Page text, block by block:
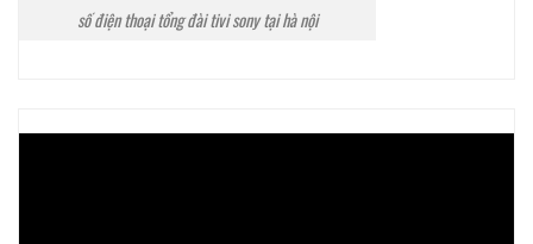
số điện thoại tổng đài tivi sony tại hà nội